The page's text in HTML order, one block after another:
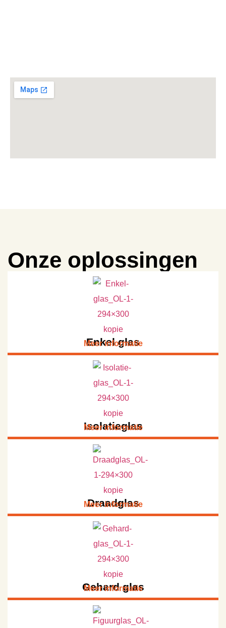
Onze oplossingen
Enkel glas
Meer informatie
Isolatieglas
Meer informatie
Draadglas
Meer informatie
Gehard glas
Meer informatie